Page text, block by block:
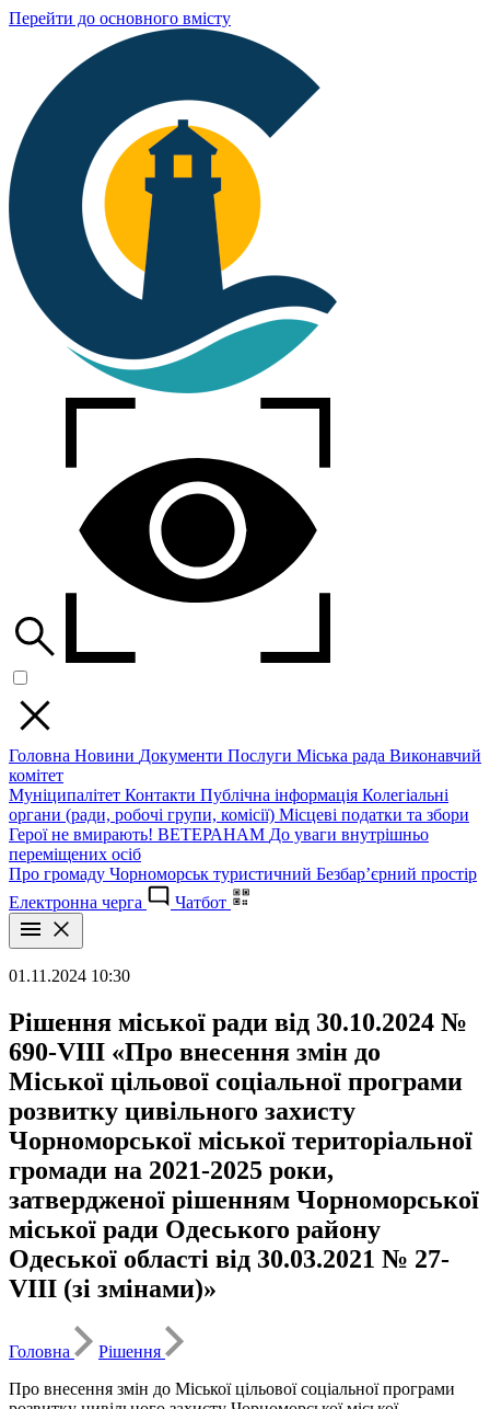
Перейти до основного вмісту
Головна Новини Документи Послуги Міська рада Виконавчий
комітет
Муніципалітет Контакти Публічна інформація Колегіальні
органи (ради, робочі групи, комісії) Місцеві податки та збори
Герої не вмирають! ВЕТЕРАНАМ До уваги внутрішньо
переміщених осіб
Про громаду Чорноморськ туристичний Безбар’єрний простір
Електронна черга
Чатбот
01.11.2024 10:30
Рішення міської ради від 30.10.2024 №
690-VIII «Про внесення змін до
Міської цільової соціальної програми
розвитку цивільного захисту
Чорноморської міської територіальної
громади на 2021-2025 роки,
затвердженої рішенням Чорноморської
міської ради Одеського району
Одеської області від 30.03.2021 № 27-
VIII (зі змінами)»
Головна
Рішення
Про внесення змін до Міської цільової соціальної програми